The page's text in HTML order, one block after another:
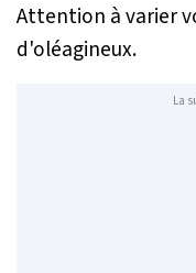
Attention à varier
d'oléagineux.
La